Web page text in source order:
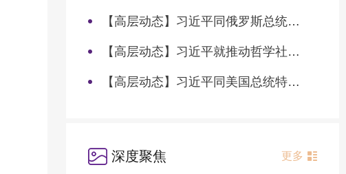
【高层动态】习近平同俄罗斯总统普京会谈
【高层动态】习近平就推动哲学社会科学高质量发展作出重要指示
【高层动态】习近平同美国总统特朗普会谈
深度聚焦 更多